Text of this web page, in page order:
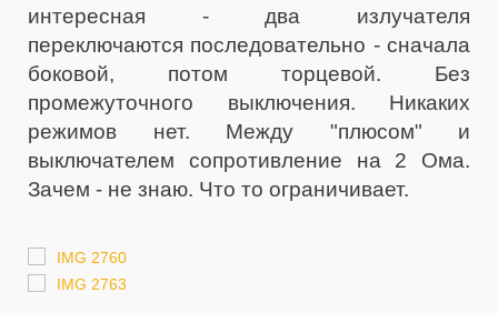
интересная - два излучателя
переключаются последовательно - сначала
боковой, потом торцевой. Без
промежуточного выключения. Никаких
режимов нет. Между "плюсом" и
выключателем сопротивление на 2 Ома.
Зачем - не знаю. Что то ограничивает.